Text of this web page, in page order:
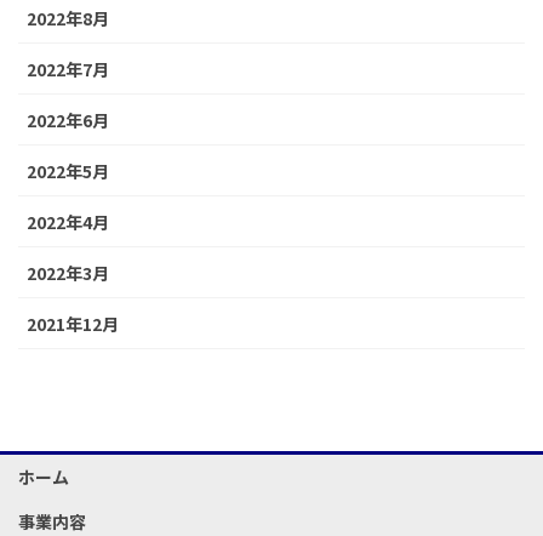
2022年8月
2022年7月
2022年6月
2022年5月
2022年4月
2022年3月
2021年12月
ホーム
事業内容